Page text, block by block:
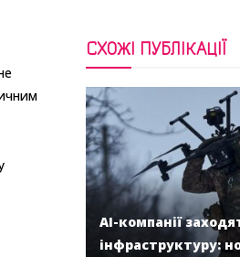
СХОЖІ ПУБЛІКАЦІЇ
AI-компанії
інфраструктуру: